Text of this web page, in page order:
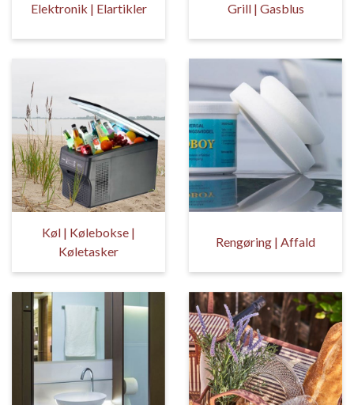
Elektronik | Elartikler Grill | Gasblus
Køl | Kølebokse |
Køletasker
Rengøring | Affald